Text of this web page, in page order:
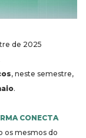
de 2025
, neste semestre,
.
CONECTA
os mesmos do